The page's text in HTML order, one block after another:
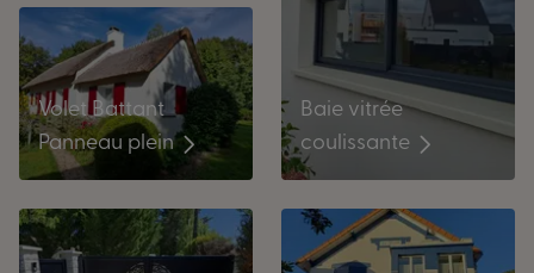
Volet Battant
Panneau plein
Baie vitrée
coulissante